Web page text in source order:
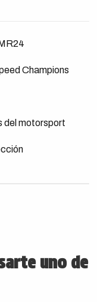
Champions
del motorsport
uno de